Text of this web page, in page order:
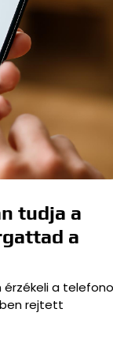
tudja a
a
a
rejtett